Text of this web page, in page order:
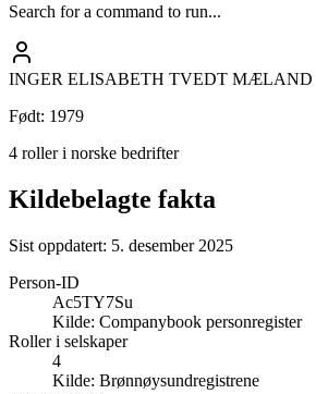
Search for a command to run...
INGER ELISABETH TVEDT MÆLAND
Født: 1979
4 roller i norske bedrifter
Kildebelagte fakta
Sist oppdatert: 5. desember 2025
Person-ID
Ac5TY7Su
Kilde: Companybook personregister
Roller i selskaper
4
Kilde: Brønnøysundregistrene